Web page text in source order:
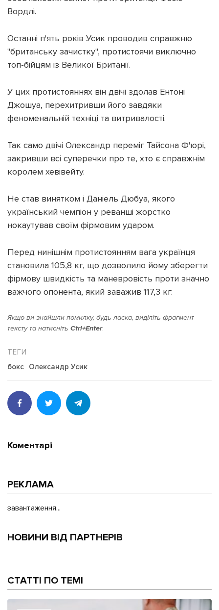
Вордлі.
Останні п'ять років Усик проводив справжню
"британську зачистку", протистоячи виключно
топ-бійцям із Великої Британії.
У цих протистояннях він двічі здолав Ентоні
Джошуа, перехитривши його завдяки
феноменальній техніці та витривалості.
Так само двічі Олександр переміг Тайсона Ф'юрі,
закривши всі суперечки про те, хто є справжнім
королем хевівейту.
Не став винятком і Даніель Дюбуа, якого
український чемпіон у реванші жорстко
нокаутував своїм фірмовим ударом.
Перед нинішнім протистоянням вага українця
становила 105,8 кг, що дозволило йому зберегти
фірмову швидкість та маневровість проти значно
важчого опонента, який заважив 117,3 кг.
Якщо ви знайшли помилку, будь ласка, виділіть фрагмент
тексту та натисніть Ctrl+Enter.
бокс Олександр Усик
Коментарі
РЕКЛАМА
завантаження...
НОВИНИ ВІД ПАРТНЕРІВ
СТАТТІ ПО ТЕМІ